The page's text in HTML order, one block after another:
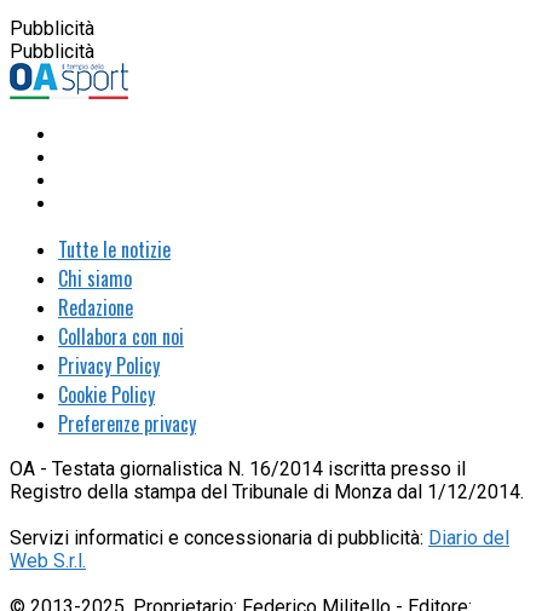
Pubblicità
Pubblicità
Tutte le notizie
Chi siamo
Redazione
Collabora con noi
Privacy Policy
Cookie Policy
Preferenze privacy
OA - Testata giornalistica N. 16/2014 iscritta presso il
Registro della stampa del Tribunale di Monza dal 1/12/2014.
Servizi informatici e concessionaria di pubblicità: Diario del
Web S.r.l.